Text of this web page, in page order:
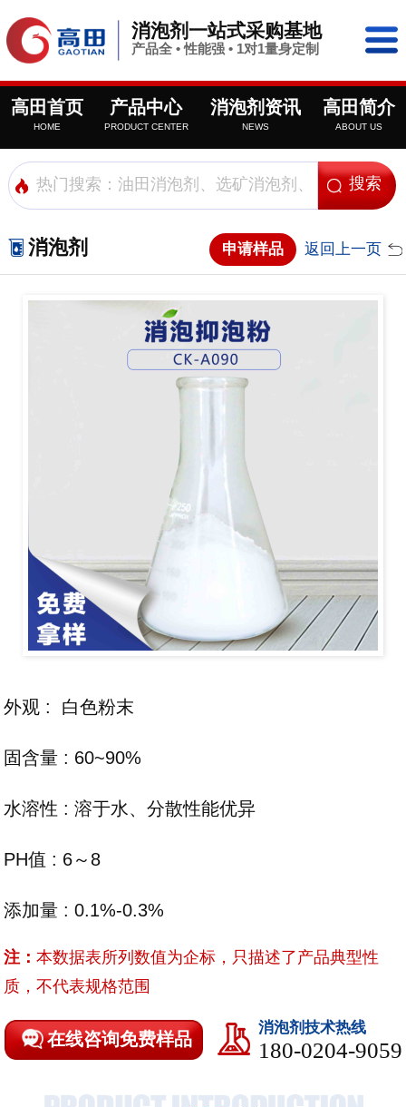
消泡剂一站式采购基地
产品全 • 性能强 • 1对1量身定制
高田首页
HOME
产品中心
PRODUCT CENTER
消泡剂资讯
NEWS
高田简介
ABOUT US
消泡剂 申请样品 返回上一页
外观 : 白色粉末
固含量 : 60~90%
水溶性 : 溶于水、分散性能优异
PH值 : 6～8
添加量 : 0.1%-0.3%
注：本数据表所列数值为企标，只描述了产品典型性
质，不代表规格范围
在线咨询免费样品
消泡剂技术热线
180-0204-9059